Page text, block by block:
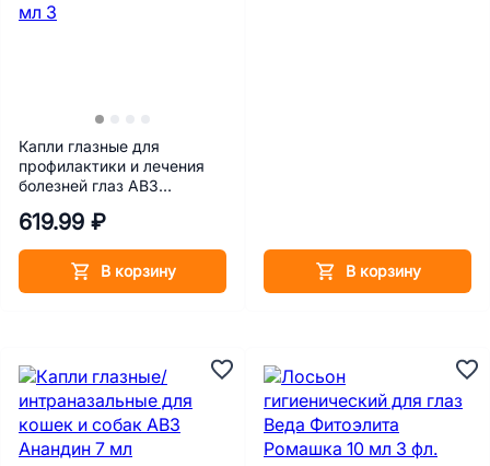
Капли глазные для
профилактики и лечения
болезней глаз АВЗ
619.99 ₽
В корзину В корзину